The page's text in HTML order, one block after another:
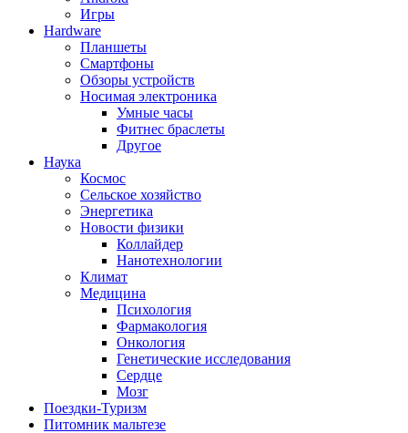
Игры
Hardware
Планшеты
Смартфоны
Обзоры устройств
Носимая электроника
Умные часы
Фитнес браслеты
Другое
Наука
Космос
Сельское хозяйство
Энергетика
Новости физики
Коллайдер
Нанотехнологии
Климат
Медицина
Психология
Фармакология
Онкология
Генетические исследования
Сердце
Мозг
Поездки-Туризм
Питомник мальтезе